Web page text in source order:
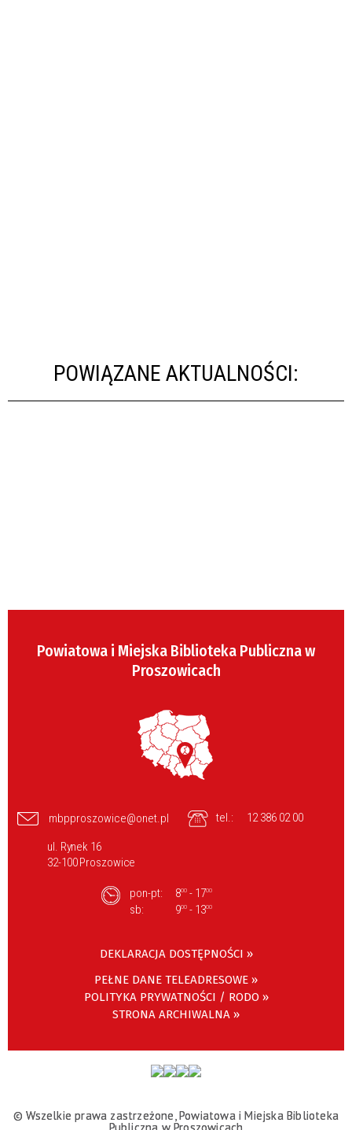
POWIĄZANE AKTUALNOŚCI:
Powiatowa i Miejska Biblioteka Publiczna w
Proszowicach
mbpproszowice@onet.pl
ul. Rynek 16
32-100 Proszowice
tel.: 12 386 02 00
pon-pt: 800 - 1700
sb: 900 - 1300
DEKLARACJA DOSTĘPNOŚCI »
PEŁNE DANE TELEADRESOWE »
POLITYKA PRYWATNOŚCI / RODO »
STRONA ARCHIWALNA »
© Wszelkie prawa zastrzeżone, Powiatowa i Miejska Biblioteka